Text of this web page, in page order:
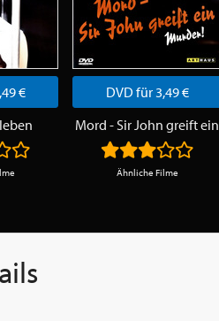
€
DVD für 3,49 €
Mord - Sir John greift ein
Ähnliche Filme